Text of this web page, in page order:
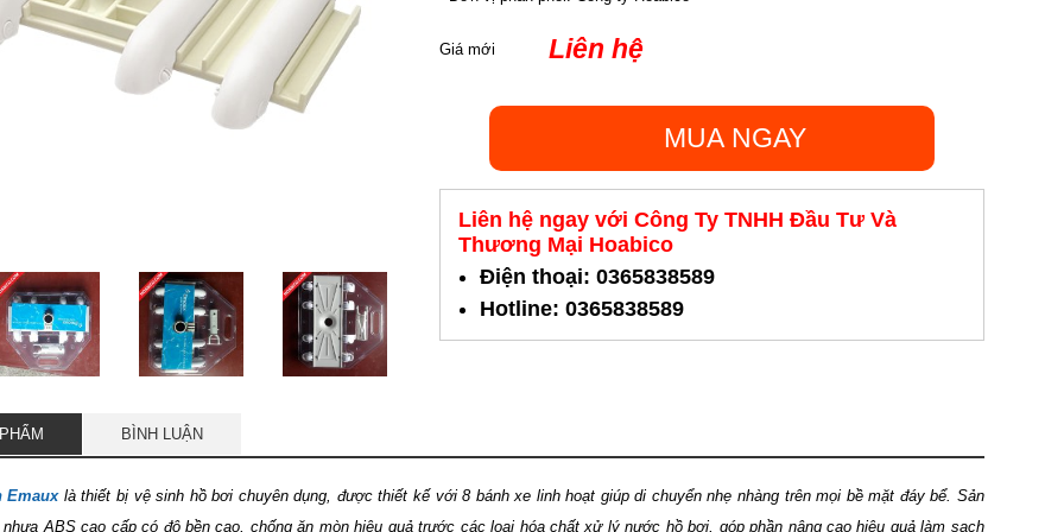
Giá mới Liên hệ
MUA NGAY
Liên hệ ngay với Công Ty TNHH Đầu Tư Và
Thương Mại Hoabico
Điện thoại: 0365838589
Hotline: 0365838589
BÌNH LUẬN
Emauxlà thiết bị vệ sinh hồ bơi chuyên dụng, được thiết kế với 8 bánh xe linh hoạt giúp di chuyển nhẹ nhàng trên mọi bề mặt đáy bể. Sản
ABS cao cấp có độ bền cao, chống ăn mòn hiệu quả trước các loại hóa chất xử lý nước hồ bơi, góp phần nâng cao hiệu quả làm sạch